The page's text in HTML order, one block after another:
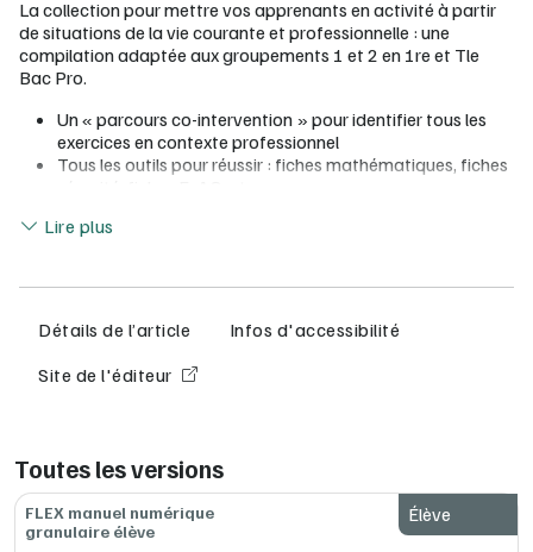
La collection pour mettre vos apprenants en activité à partir
de situations de la vie courante et professionnelle : une
compilation adaptée aux groupements 1 et 2 en 1re et Tle
Bac Pro.
Un « parcours co-intervention » pour identifier tous les
exercices en contexte professionnel
Tous les outils pour réussir : fiches mathématiques, fiches
chaque chapitre
1 évaluation par chapitre pour faire le point sur
6 sujets pour s'entraîner à l'épreuve
grilles d'autoévaluation, activités sur outils numériques
(ExAO, FizziQ, etc.)
Flex Manuel, le manuel granulaire au service de votre liberté
pédagogique
Lire plus
Détails de l’article
Infos d'accessibilité
Site de l'éditeur
Toutes les versions
Élève
FLEX manuel numérique
granulaire élève